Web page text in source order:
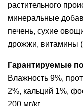
растительного
минеральные
печень, сухие
дрожжи, витамины
Гарантируемые
Влажность 9%,
2%, кальций 1%,
200 мг/кг.